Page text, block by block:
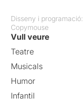
Disseny i programació:
Copymouse
Vull veure
Teatre
Musicals
Humor
Infantil